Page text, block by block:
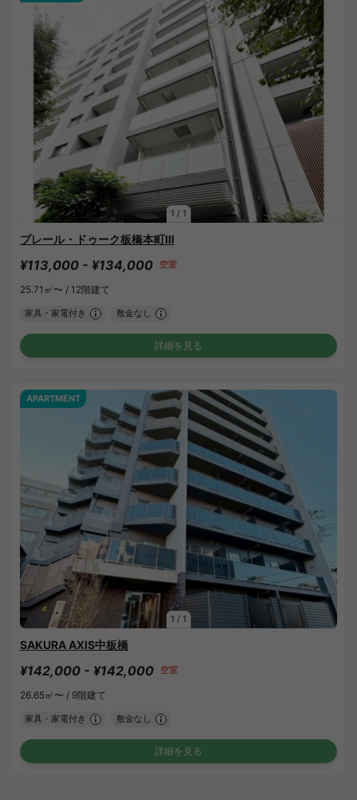
1 / 1
プレール・ドゥーク板橋本町Ⅲ
¥113,000 - ¥134,000 空室
25.71㎡〜 / 12階建て
家具・家電付き 敷金なし
詳細を見る
1 / 1
APARTMENT
SAKURA AXIS中板橋
¥142,000 - ¥142,000 空室
26.65㎡〜 / 9階建て
家具・家電付き 敷金なし
詳細を見る